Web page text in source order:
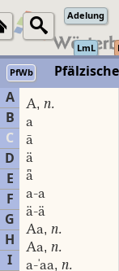
Adelung
LmL
PfWb
A
B
C
D
E
F
G
H
I
A, n.
a
ā
ä
ǟ
a-a
ä-ä
Aa, n.
Aa, n.
a-ˈaa, n.